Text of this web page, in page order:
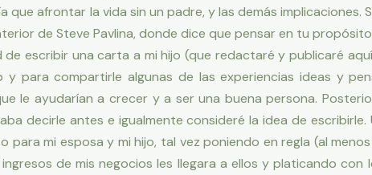
afrontar la vida sin un padre, y las demás implicaciones.
de Steve Pavlina, donde dice que pensar en tu
escribir una carta a mi hijo (que redactaré y publicaré
para compartirle algunas de las experiencias ideas y
le ayudarían a crecer y a ser una buena persona.
decirle antes e igualmente consideré la idea de
para mi esposa y mi hijo, tal vez poniendo en regla (al
de mis negocios les llegara a ellos y platicando con